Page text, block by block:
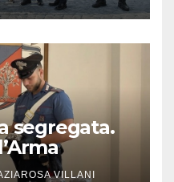
segregata.
VILLANI